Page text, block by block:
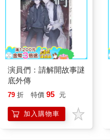
演員們：請解開故事謎
底外傳
79 折 特價 95 元
加入購物車